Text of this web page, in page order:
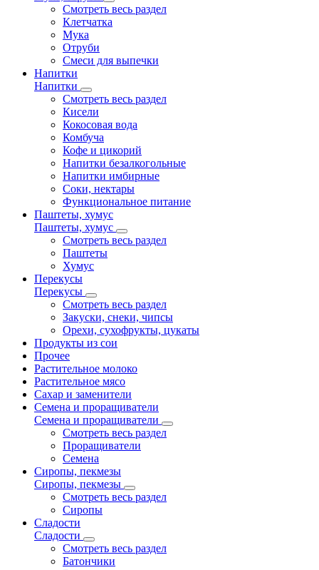
Смотреть весь раздел
Клетчатка
Мука
Отруби
Смеси для выпечки
Напитки
Напитки
Смотреть весь раздел
Кисели
Кокосовая вода
Комбуча
Кофе и цикорий
Напитки безалкогольные
Напитки имбирные
Соки, нектары
Функциональное питание
Паштеты, хумус
Паштеты, хумус
Смотреть весь раздел
Паштеты
Хумус
Перекусы
Перекусы
Смотреть весь раздел
Закуски, снеки, чипсы
Орехи, сухофрукты, цукаты
Продукты из сои
Прочее
Растительное молоко
Растительное мясо
Сахар и заменители
Семена и проращиватели
Семена и проращиватели
Смотреть весь раздел
Проращиватели
Семена
Сиропы, пекмезы
Сиропы, пекмезы
Смотреть весь раздел
Сиропы
Сладости
Сладости
Смотреть весь раздел
Батончики